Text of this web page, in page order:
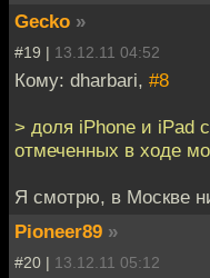
Gecko »
#19 | 13.12.11 04:52
Кому: dharbari, #8
> доля iPhone и iPad
отмеченных в ходе
Я смотрю, в Москве
Pioneer89 »
#20 | 13.12.11 05:12